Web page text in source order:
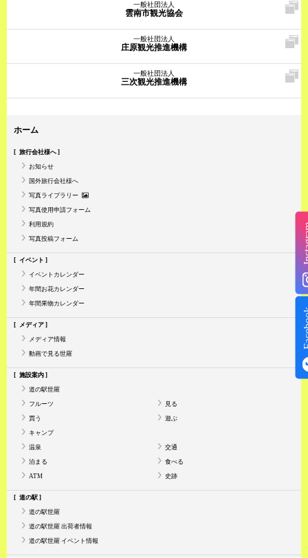
一般社団法人
雲南市観光協会
一般社団法人
庄原観光推進機構
一般社団法人
三次観光推進機構
ホーム
旅行会社様へ
お知らせ
国外旅行会社様へ
写真ライブラリー
写真使用申請フォーム
利用規約
写真投稿フォーム
イベント
イベントカレンダー
年間お花カレンダー
年間果物カレンダー
メディア
メディア情報
動画で見る世羅
施設案内
道の駅世羅
フルーツ 見る
買う 遊ぶ
キャンプ
温泉 交通
泊まる 食べる
ATM 史跡
道の駅
道の駅世羅
道の駅世羅 出荷者情報
道の駅世羅 イベント情報